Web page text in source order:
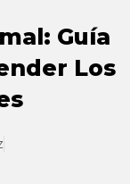
Guía
Los